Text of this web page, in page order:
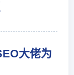
大佬为